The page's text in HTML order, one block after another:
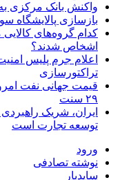
واکنش بانک مرکزی به
بازسازی پالایشگاه
کدام گروه‌های
اشخاص شدند؟
اعلام جرم پلیس
تراکتورسازی
۲۹ سنت
ایران، شریک
توسعه تجارت است
ورود
نوشته تصادفی
سایدبار